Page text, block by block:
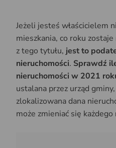
Jeżeli jesteś właścicielem
mieszkania, co roku zostaje
z tego tytułu, jest to
nieruchomości. Sprawdź
nieruchomości w 2021
ustalana przez urząd
zlokalizowana dana
może zmieniać się każdego